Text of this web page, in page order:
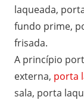
laqueada,
fundo prime,
frisada.
A princípio
externa, porta
sala, porta